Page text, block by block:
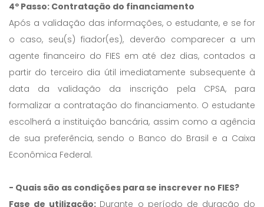
4º Passo: Contratação do financiamento
Após a validação das informações, o estudante, e se for
o caso, seu(s) fiador(es), deverão comparecer a um
agente financeiro do FIES em até dez dias, contados a
partir do terceiro dia útil imediatamente subsequente à
data da validação da inscrição pela CPSA, para
formalizar a contratação do financiamento. O estudante
escolherá a instituição bancária, assim como a agência
de sua preferência, sendo o Banco do Brasil e a Caixa
Econômica Federal.
- Quais são as condições para se inscrever no FIES?
Fase de utilização: Durante o período de duração do